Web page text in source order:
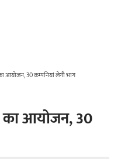
आयोजन, 30 कम्पनियां लेगी भाग
का आयोजन, 30